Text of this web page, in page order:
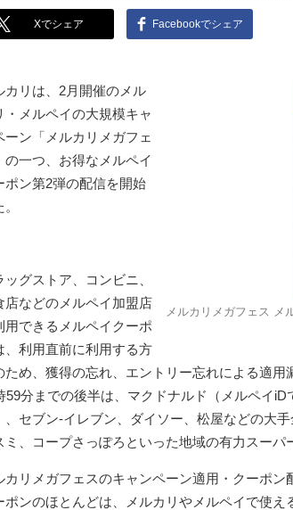
Xでシェア Facebookでシェア
メルカリメガフェス メ
カリは、2月開催のメル
・メルペイの大規模キャ
ーン「メルカリメガフェ
の一つ、お得なメルペイ
ポン第2弾の配信を開始
ッグストア、コンビニ、
店などのメルペイ加盟店
用できるメルペイクーポ
、利用直前に利用する方
ため、獲得の忘れ、エントリー忘れによる適用
59分までの後半は、マクドナルド（メルペイ
、セブン‐イレブン、ダイソー、松屋などの大
ミ、コープさっぽろといった地域の有力スーパ
カリメガフェスのキャンペーン適用・クーポ
ポンのほとんどは、メルカリやメルペイで使